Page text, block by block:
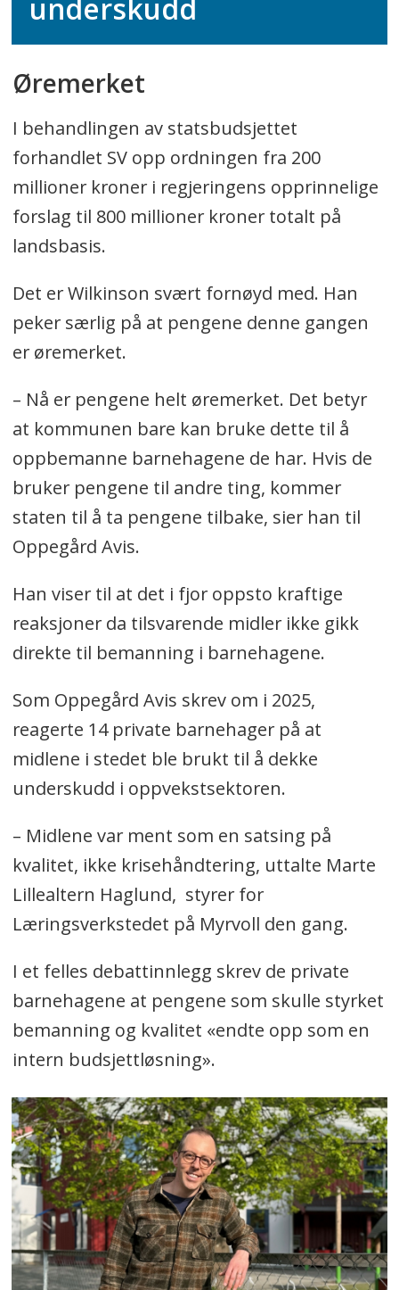
underskudd
Øremerket
I behandlingen av statsbudsjettet
forhandlet SV opp ordningen fra 200
millioner kroner i regjeringens opprinnelige
forslag til 800 millioner kroner totalt på
landsbasis.
Det er Wilkinson svært fornøyd med. Han
peker særlig på at pengene denne gangen
er øremerket.
– Nå er pengene helt øremerket. Det betyr
at kommunen bare kan bruke dette til å
oppbemanne barnehagene de har. Hvis de
bruker pengene til andre ting, kommer
staten til å ta pengene tilbake, sier han til
Oppegård Avis.
Han viser til at det i fjor oppsto kraftige
reaksjoner da tilsvarende midler ikke gikk
direkte til bemanning i barnehagene.
Som Oppegård Avis skrev om i 2025,
reagerte 14 private barnehager på at
midlene i stedet ble brukt til å dekke
underskudd i oppvekstsektoren.
– Midlene var ment som en satsing på
kvalitet, ikke krisehåndtering, uttalte Marte
Lillealtern Haglund, styrer for
Læringsverkstedet på Myrvoll den gang.
I et felles debattinnlegg skrev de private
barnehagene at pengene som skulle styrket
bemanning og kvalitet «endte opp som en
intern budsjettløsning».